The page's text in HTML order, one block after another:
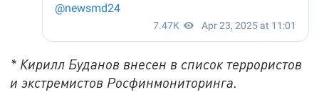
* Кирилл Буданов внесен в список террористов
и экстремистов Росфинмониторинга.